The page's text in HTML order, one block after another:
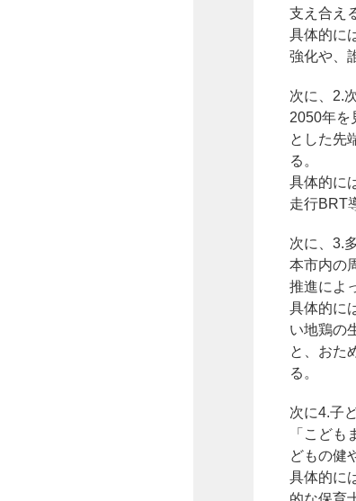
支え合え
具体的に
強化や、
次に、2.
2050年を
とした先
る。
具体的に
走行BRT
次に、3.
本市内の
推進によ
具体的に
い地鶏の
と、おた
る。
次に4.子
「こど
どもの健
具体的に